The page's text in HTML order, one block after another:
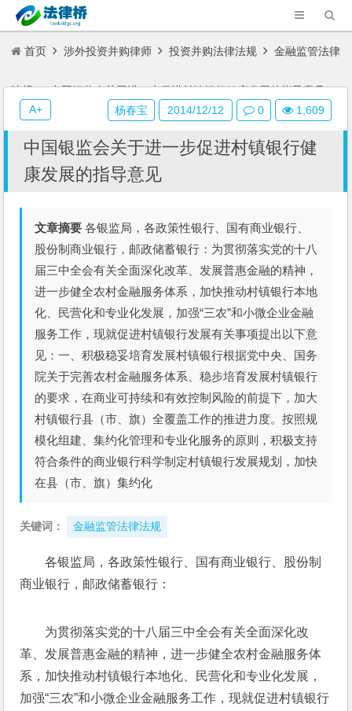
首页 涉外投资并购律师 投资并购法律法规 金融监管法律
法规 中国银监会关于进一步促进村镇银行健康发展的指导意见
中国银监会关于进一步促进村镇银行健
康发展的指导意见
文章摘要 各银监局，各政策性银行、国有商业银行、
股份制商业银行，邮政储蓄银行：为贯彻落实党的十八
届三中全会有关全面深化改革、发展普惠金融的精神，
进一步健全农村金融服务体系，加快推动村镇银行本地
化、民营化和专业化发展，加强“三农”和小微企业金融
服务工作，现就促进村镇银行发展有关事项提出以下意
见：一、积极稳妥培育发展村镇银行根据党中央、国务
院关于完善农村金融服务体系、稳步培育发展村镇银行
的要求，在商业可持续和有效控制风险的前提下，加大
村镇银行县（市、旗）全覆盖工作的推进力度。按照规
模化组建、集约化管理和专业化服务的原则，积极支持
符合条件的商业银行科学制定村镇银行发展规划，加快
在县（市、旗）集约化
关键词： 金融监管法律法规
各银监局，各政策性银行、国有商业银行、股份制
商业银行，邮政储蓄银行：
为贯彻落实党的十八届三中全会有关全面深化改
革、发展普惠金融的精神，进一步健全农村金融服务体
系，加快推动村镇银行本地化、民营化和专业化发展，
加强“三农”和小微企业金融服务工作，现就促进村镇银行
杨春宝 2014/12/12 0 1,609
A+